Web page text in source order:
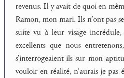
revenus. Il y avait de quoi en
Ramon, mon mari. Ils n’ont pas
suite vu à leur visage
excellents que nous
s’interrogeaient-ils sur mon
vouloir en réalité, n’aurais-je pas